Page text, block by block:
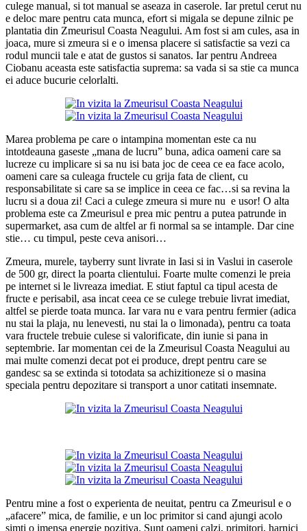
culege manual, si tot manual se aseaza in caserole. Iar pretul cerut nu
e deloc mare pentru cata munca, efort si migala se depune zilnic pe
plantatia din Zmeurisul Coasta Neagului. Am fost si am cules, asa in
joaca, mure si zmeura si e o imensa placere si satisfactie sa vezi ca
rodul muncii tale e atat de gustos si sanatos. Iar pentru Andreea
Ciobanu aceasta este satisfactia suprema: sa vada si sa stie ca munca
ei aduce bucurie celorlalti.
Marea problema pe care o intampina momentan este ca nu
intotdeauna gaseste „mana de lucru” buna, adica oameni care sa
lucreze cu implicare si sa nu isi bata joc de ceea ce ea face acolo,
oameni care sa culeaga fructele cu grija fata de client, cu
responsabilitate si care sa se implice in ceea ce fac…si sa revina la
lucru si a doua zi! Caci a culege zmeura si mure nu e usor! O alta
problema este ca Zmeurisul e prea mic pentru a putea patrunde in
supermarket, asa cum de altfel ar fi normal sa se intample. Dar cine
stie… cu timpul, peste ceva anisori…
Zmeura, murele, tayberry sunt livrate in Iasi si in Vaslui in caserole
de 500 gr, direct la poarta clientului. Foarte multe comenzi le preia
pe internet si le livreaza imediat. E stiut faptul ca tipul acesta de
fructe e perisabil, asa incat ceea ce se culege trebuie livrat imediat,
altfel se pierde toata munca. Iar vara nu e vara pentru fermier (adica
nu stai la plaja, nu lenevesti, nu stai la o limonada), pentru ca toata
vara fructele trebuie culese si valorificate, din iunie si pana in
septembrie. Iar momentan cei de la Zmeurisul Coasta Neagului au
mai multe comenzi decat pot ei produce, drept pentru care se
gandesc sa se extinda si totodata sa achizitioneze si o masina
speciala pentru depozitare si transport a unor catitati insemnate.
Pentru mine a fost o experienta de neuitat, pentru ca Zmeurisul e o
„afacere” mica, de familie, e un loc primitor si cand ajungi acolo
simti o imensa energie pozitiva. Sunt oameni calzi, primitori, harnici